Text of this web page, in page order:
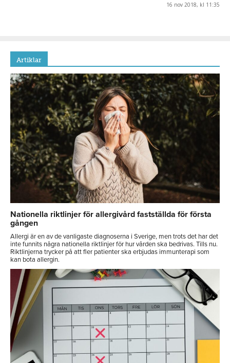
16 nov 2018, kl 11:35
Artiklar
Nationella riktlinjer för allergivård fastställda för första
gången
Allergi är en av de vanligaste diagnoserna i Sverige, men trots det har det
inte funnits några nationella riktlinjer för hur vården ska bedrivas. Tills nu.
Riktlinjerna trycker på att fler patienter ska erbjudas immunterapi som
kan bota allergin.